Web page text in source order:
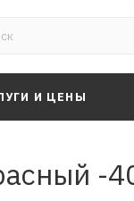
И ЦЕНЫ
-